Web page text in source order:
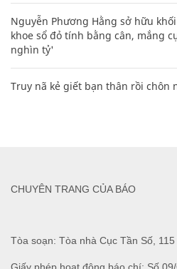
Nguyễn Phương Hằng sở hữu
khoe sổ đỏ tính bằng cân, mắng
nghìn tỷ'
Truy nã kẻ giết bạn thân rồi chôn
Tòa soạn: Tòa nhà Cục Tần Số,
CHUYÊN TRANG CỦA BÁO